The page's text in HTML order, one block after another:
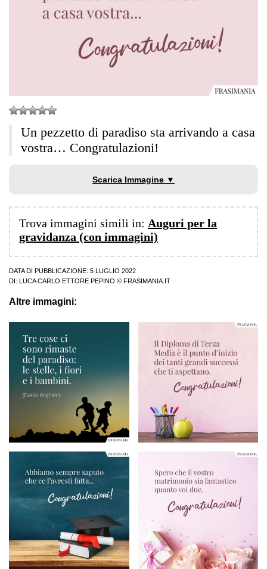
Un pezzetto di paradiso sta arrivando a casa
vostra… Congratulazioni!
Scarica Immagine ▼
Trova immagini simili in: Auguri per la
gravidanza (con immagini)
DATA DI PUBBLICAZIONE: 5 LUGLIO 2022
DI:
LUCA CARLO ETTORE PEPINO © FRASIMANIA.IT
Altre immagini: